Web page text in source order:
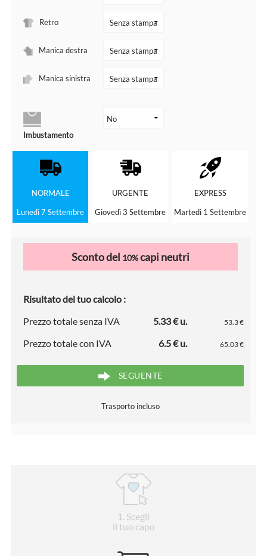
Retro
Manica destra
Manica sinistra
Imbustamento
NORMALE
Lunedì 7 Settembre
URGENTE
Giovedì 3 Settembre
EXPRESS
Martedì 1 Settembre
Sconto del 10%capi neutri
Risultato del tuo calcolo :
Prezzo totale senza IVA
5.33 € u. 53.3 €
Prezzo totale con IVA 6.5 € u. 65.03 €
SEGUENTE
Trasporto incluso
1 . Scegli
il tuo capo